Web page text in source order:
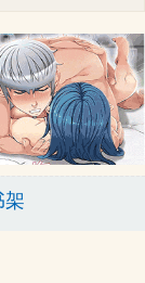
架